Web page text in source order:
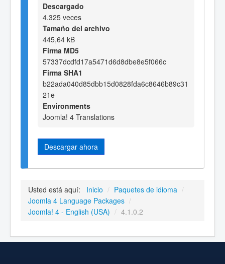
Descargado
4.325 veces
Tamaño del archivo
445,64 kB
Firma MD5
57337dcdfd17a5471d6d8dbe8e5f066c
Firma SHA1
b22ada040d85dbb15d0828fda6c8646b89c31
21e
Environments
Joomla! 4 Translations
Descargar ahora
Usted está aquí: Inicio / Paquetes de idioma /
Joomla 4 Language Packages /
Joomla! 4 - English (USA) / 4.1.0.2